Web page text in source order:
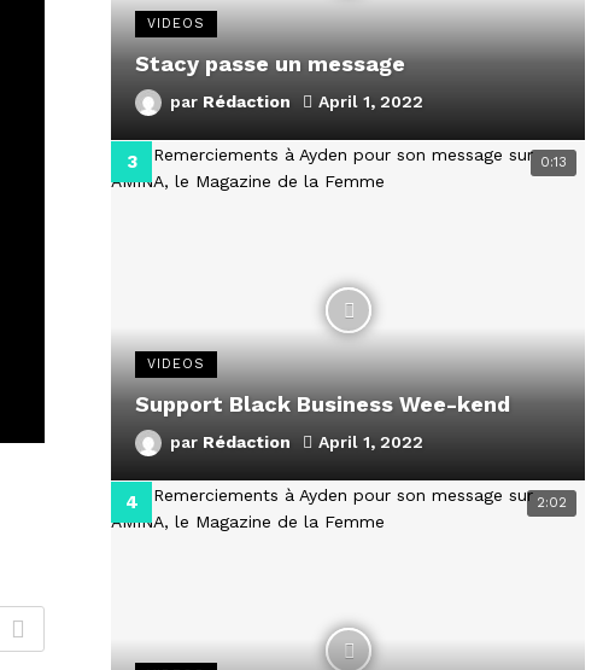
VIDEOS
Stacy passe un message
par Rédaction April 1, 2022
0:13
VIDEOS
Support Black Business Wee-kend
par Rédaction April 1, 2022
2:02